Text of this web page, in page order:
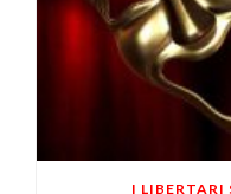
I LIBERTARI